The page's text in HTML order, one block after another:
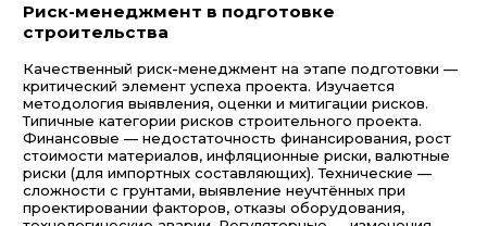
Риск-менеджмент в подготовке
строительства
Качественный риск-менеджмент на этапе подготовки —
критический элемент успеха проекта. Изучается
методология выявления, оценки и митигации рисков.
Типичные категории рисков строительного проекта.
Финансовые — недостаточность финансирования, рост
стоимости материалов, инфляционные риски, валютные
риски (для импортных составляющих). Технические —
сложности с грунтами, выявление неучтённых при
проектировании факторов, отказы оборудования,